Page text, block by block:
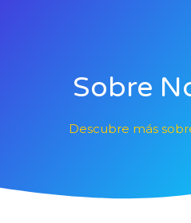
Sobre
Descubre más